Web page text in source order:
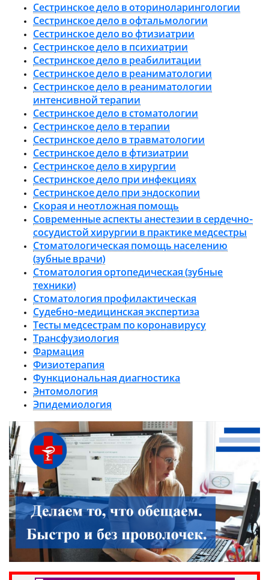
Сестринское дело в оториноларингологии
Сестринское дело в офтальмологии
Сестринское дело во фтизиатрии
Сестринское дело в психиатрии
Сестринское дело в реабилитации
Сестринское дело в реаниматологии
Сестринское дело в реаниматологии
интенсивной терапии
Сестринское дело в стоматологии
Сестринское дело в терапии
Сестринское дело в травматологии
Сестринское дело в фтизиатрии
Сестринское дело в хирургии
Сестринское дело при инфекциях
Сестринское дело при эндоскопии
Скорая и неотложная помощь
Современные аспекты анестезии в сердечно-
сосудистой хирургии в практике медсестры
Стоматологическая помощь населению
(зубные врачи)
Стоматология ортопедическая (зубные
техники)
Стоматология профилактическая
Судебно-медицинская экспертиза
Тесты медсестрам по коронавирусу
Трансфузиология
Фармация
Физиотерапия
Функциональная диагностика
Энтомология
Эпидемиология